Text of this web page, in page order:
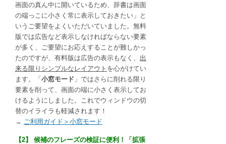
画面の真ん中に開いているため、辞書は画面
の端っこに小さく常に表示しておきたい」と
いうご要望をよくいただいていました。無料
版では広告など表示しなければならない要素
が多く、ご要望にお応えすることが難しかっ
たのですが、有料版は広告の表示もなく、 出
来る限りシンプルなレイアウト を心がけてい
ます。「 小窓モード 」ではさらに削れる限り
要素を削って、画面の端に小さく表示してお
けるようにしました。これでウィンドウの切
替のイライラも軽減されます！
→ ご利用ガイド＞小窓モード
【2】 候補のフレーズの検証に便利！「拡張